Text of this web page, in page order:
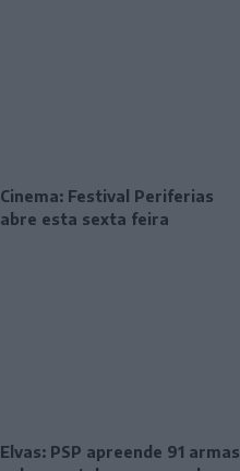
Cinema: Festival Periferias
abre esta sexta feira
Elvas: PSP apreende 91 armas